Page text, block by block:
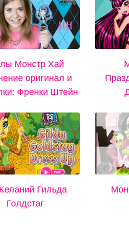
Монстр Хай
оригинал и
Френки Штейн
Гильда
Голдстаг